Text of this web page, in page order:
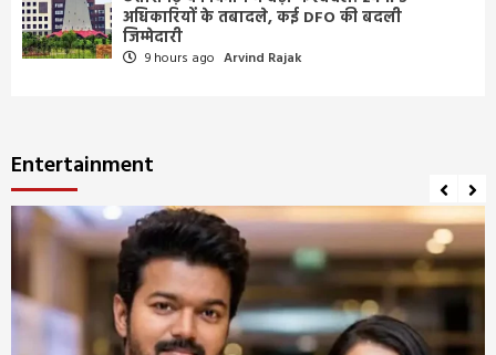
अधिकारियों के तबादले, कई DFO की बदली
जिम्मेदारी
9 hours ago Arvind Rajak
Entertainment